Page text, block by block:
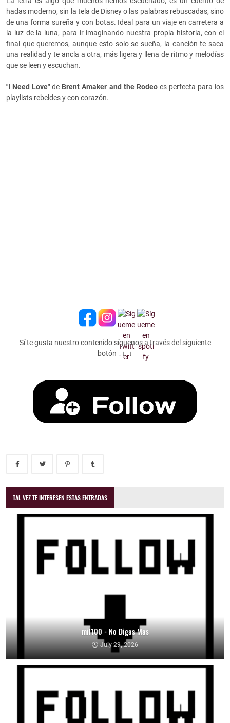
hadas moderno, sin la tela de Disney o las palabras rebuscadas, sino
de una forma sureña y con botas. Ideal para un viaje en carretera a
la luz de la luna, para ir imaginando nuestra propia historia, con el
final que queremos, aunque esto solo se sueña, la canción te saca
una realidad y te ancla a otra, más ligera y llena de ritmo y melodías
que se leen y escuchan.
"I Need Love"de Brent Amaker and the Rodeo es perfecta para los
playlists rebeldes y con corazón.
Sí te gusta nuestro contenido síguenos a través del siguiente
botón ↓↓↓↓
TAL VEZ TE INTERESEN ESTAS ENTRADAS
mil100 - No Digas Mas
July 29, 2026